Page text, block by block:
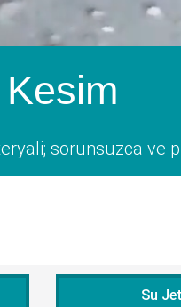
sorunsuzca ve
Su